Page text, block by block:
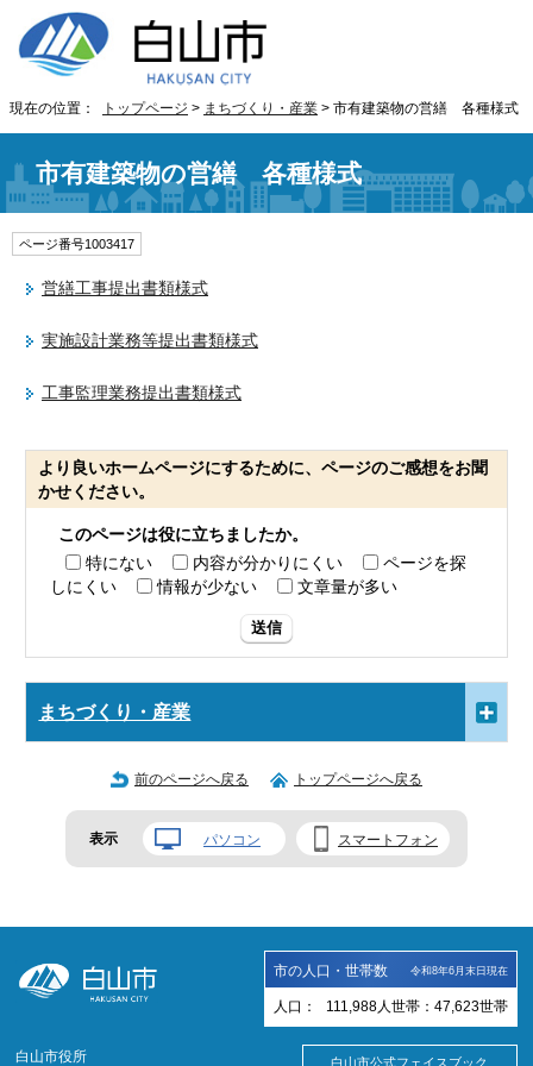
現在の位置： トップページ > まちづくり・産業 > 市有建築物の営繕 各種様式
市有建築物の営繕 各種様式
ページ番号1003417
営繕工事提出書類様式
実施設計業務等提出書類様式
工事監理業務提出書類様式
より良いホームページにするために、ページのご感想をお聞
かせください。
このページは役に立ちましたか。
特にない
内容が分かりにくい
ページを探
しにくい
情報が少ない 文章量が多い
送信
まちづくり・産業
前のページへ戻る トップページへ戻る
表示 パソコン スマートフォン
市の人口・世帯数 令和8年6月末日現在
人口： 111,988 人 世帯： 47,623世帯
白山市役所 白山市公式フェイスブック